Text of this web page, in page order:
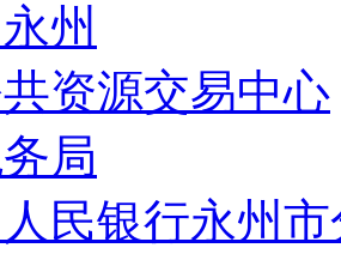
州
资源交易中心
局
民银行永州